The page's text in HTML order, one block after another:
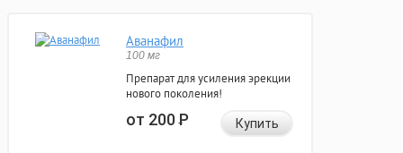
Аванафил
100 мг
Препарат для усиления эрекции
нового поколения!
от 200Р Купить